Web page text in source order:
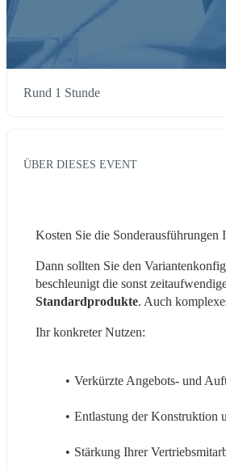
Rund 1 Stunde
ÜBER DIESES EVENT
Kosten Sie die
Dann sollten Sie den
beschleunigt die sonst
Standardprodukte. Auch
Ihr konkreter Nutzen:
Verkürzte Angebots- und
Entlastung der Konstruktion
Stärkung Ihrer